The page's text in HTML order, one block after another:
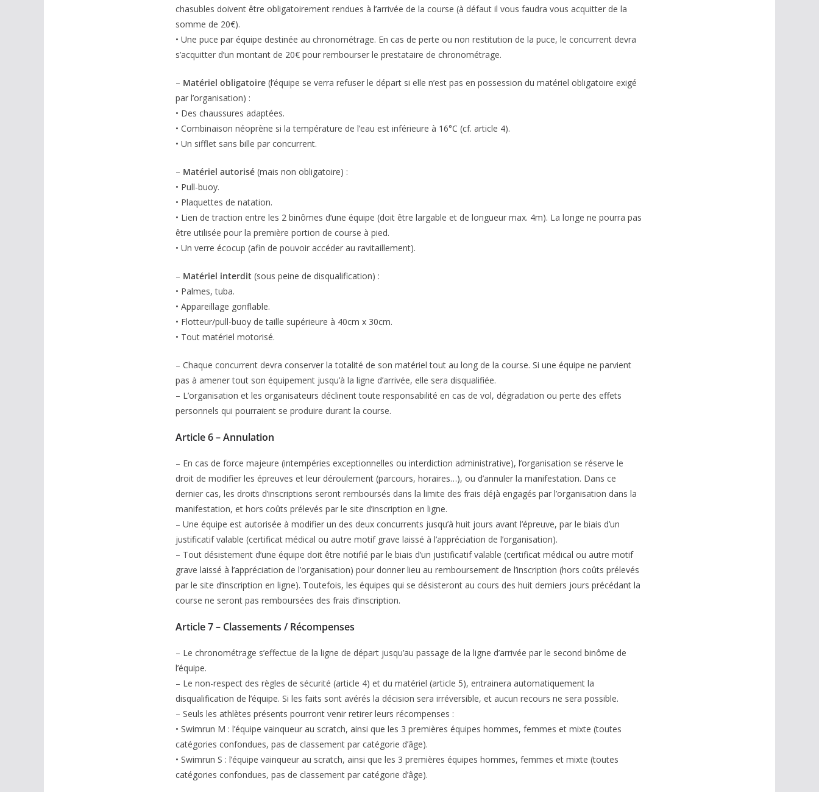
chasubles doivent être obligatoirement rendues à l’arrivée de la course (à défaut il vous faudra vous acquitter de la
somme de 20€).
• Une puce par équipe destinée au chronométrage. En cas de perte ou non restitution de la puce, le concurrent devra
s’acquitter d’un montant de 20€ pour rembourser le prestataire de chronométrage.
– Matériel obligatoire (l’équipe se verra refuser le départ si elle n’est pas en possession du matériel obligatoire exigé
par l’organisation) :
• Des chaussures adaptées.
• Combinaison néoprène si la température de l’eau est inférieure à 16°C (cf. article 4).
• Un sifflet sans bille par concurrent.
– Matériel autorisé (mais non obligatoire) :
• Pull-buoy.
• Plaquettes de natation.
• Lien de traction entre les 2 binômes d’une équipe (doit être largable et de longueur max. 4m). La longe ne pourra pas
être utilisée pour la première portion de course à pied.
• Un verre écocup (afin de pouvoir accéder au ravitaillement).
– Matériel interdit (sous peine de disqualification) :
• Palmes, tuba.
• Appareillage gonflable.
• Flotteur/pull-buoy de taille supérieure à 40cm x 30cm.
• Tout matériel motorisé.
– Chaque concurrent devra conserver la totalité de son matériel tout au long de la course. Si une équipe ne parvient
pas à amener tout son équipement jusqu’à la ligne d’arrivée, elle sera disqualifiée.
– L’organisation et les organisateurs déclinent toute responsabilité en cas de vol, dégradation ou perte des effets
personnels qui pourraient se produire durant la course.
Article 6 – Annulation
– En cas de force majeure (intempéries exceptionnelles ou interdiction administrative), l’organisation se réserve le
droit de modifier les épreuves et leur déroulement (parcours, horaires…), ou d’annuler la manifestation. Dans ce
dernier cas, les droits d’inscriptions seront remboursés dans la limite des frais déjà engagés par l’organisation dans la
manifestation, et hors coûts prélevés par le site d’inscription en ligne.
– Une équipe est autorisée à modifier un des deux concurrents jusqu’à huit jours avant l’épreuve, par le biais d’un
justificatif valable (certificat médical ou autre motif grave laissé à l’appréciation de l’organisation).
– Tout désistement d’une équipe doit être notifié par le biais d’un justificatif valable (certificat médical ou autre motif
grave laissé à l’appréciation de l’organisation) pour donner lieu au remboursement de l’inscription (hors coûts prélevés
par le site d’inscription en ligne). Toutefois, les équipes qui se désisteront au cours des huit derniers jours précédant la
course ne seront pas remboursées des frais d’inscription.
Article 7 – Classements / Récompenses
– Le chronométrage s’effectue de la ligne de départ jusqu’au passage de la ligne d’arrivée par le second binôme de
l’équipe.
– Le non-respect des règles de sécurité (article 4) et du matériel (article 5), entrainera automatiquement la
disqualification de l’équipe. Si les faits sont avérés la décision sera irréversible, et aucun recours ne sera possible.
– Seuls les athlètes présents pourront venir retirer leurs récompenses :
• Swimrun M : l’équipe vainqueur au scratch, ainsi que les 3 premières équipes hommes, femmes et mixte (toutes
catégories confondues, pas de classement par catégorie d’âge).
• Swimrun S : l’équipe vainqueur au scratch, ainsi que les 3 premières équipes hommes, femmes et mixte (toutes
catégories confondues, pas de classement par catégorie d’âge).